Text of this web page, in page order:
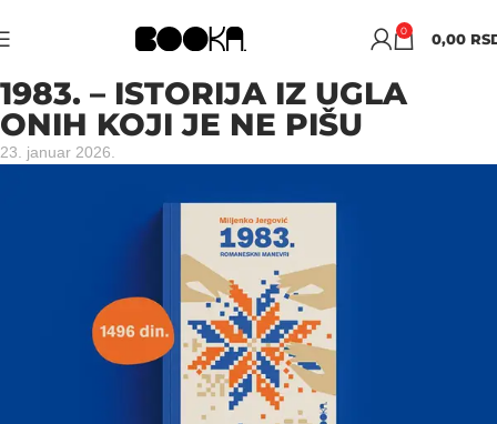
0 0,00
1983. – ISTORIJA IZ UGLA
ONIH KOJI JE NE PIŠU
23. januar 2026.